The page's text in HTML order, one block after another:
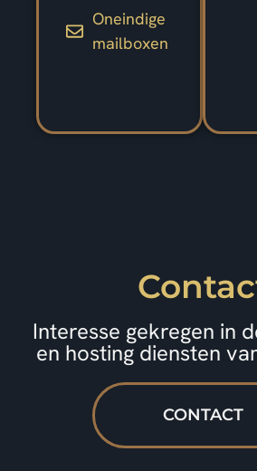
Oneindige
mailboxen
Interesse gekregen in
en hosting diensten
CONTACT